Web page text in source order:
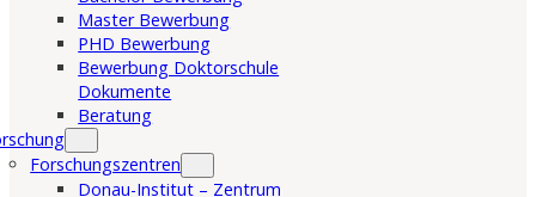
Master Bewerbung
PHD Bewerbung
Bewerbung Doktorschule
Dokumente
Beratung
Forschungszentren
Donau-Institut – Zentrum